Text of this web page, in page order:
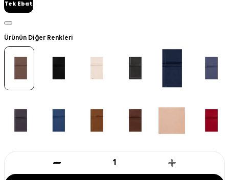
Tek Ebat
Ürünün Diğer Renkleri